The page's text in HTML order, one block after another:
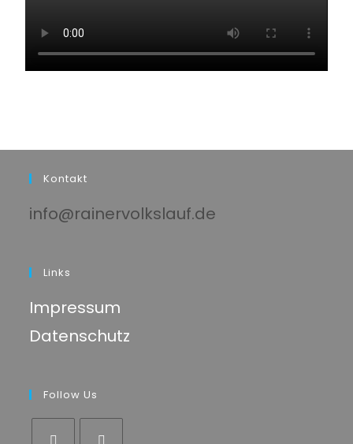
Kontakt
info@rainervolkslauf.de
Links
Impressum
Datenschutz
Follow Us